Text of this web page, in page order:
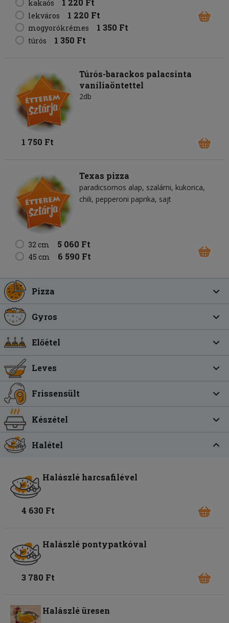
kakaós 1 220 Ft
lekváros 1 220 Ft
mogyorókrémes 1 350 Ft
túrós 1 350 Ft
Túrós-barackos palacsinta
vaníliaöntettel
2db
1 750 Ft
Texas pizza
paradicsomos alap szalámi kukorica
chili pepperoni paprika sajt
32 cm 5 060 Ft
45 cm 6 590 Ft
Pizza
Gyros
Előétel
Leves
Frissensült
Készétel
Halétel
Halászlé harcsafilével
4 630 Ft
Halászlé pontypatkóval
3 780 Ft
Halászlé üresen